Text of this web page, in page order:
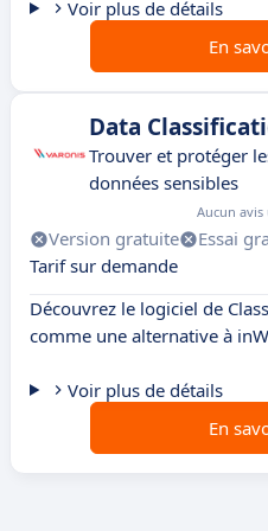
Voir plus de détails
En
Data
Trouver et protéger
données sensibles
Aucun
Version gratuite Essai
Tarif sur demande
Découvrez le logiciel de
comme une alternative à
Voir plus de détails
En